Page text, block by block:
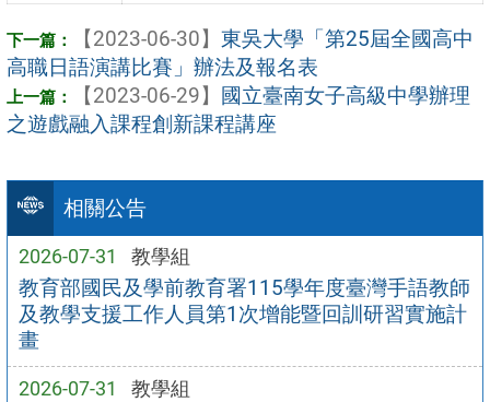
相關公告
2026-07-31 教學組
教育部國民及學前教育署115學年度臺灣手語教師
及教學支援工作人員第1次增能暨回訓研習實施計
畫
2026-07-31 教學組
【2023-06-30】 東吳大學「第25屆全國高中
高職日語演講比賽」辦法及報名表
【2023-06-29】 國立臺南女子高級中學辦理
之遊戲融入課程創新課程講座